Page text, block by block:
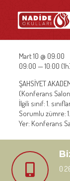
ŞAHSİYET
(Konferans
İlgili sınıf: 1.
Sorumlu zümre:
Yer: Konferans
Mart 10 @ 09:00
09:00 — 10:00
0